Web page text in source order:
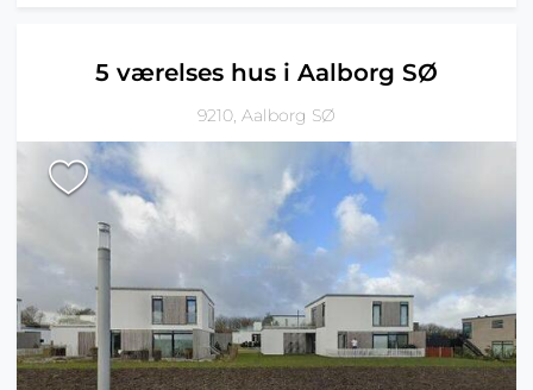
5 værelses hus i Aalborg SØ
9210, Aalborg SØ